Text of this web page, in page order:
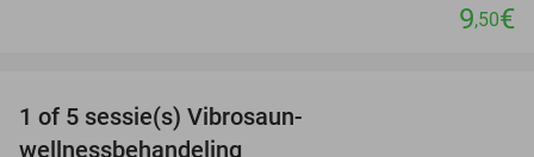
9,50€
1 of 5 sessie(s) Vibrosaun-
wellnessbehandeling